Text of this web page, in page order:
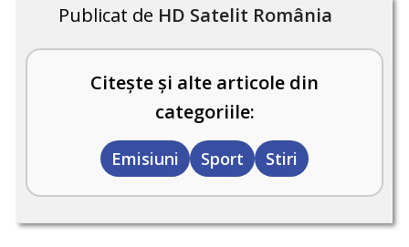
Publicat de HD Satelit România
Citește și alte articole din
categoriile:
Emisiuni Sport Stiri